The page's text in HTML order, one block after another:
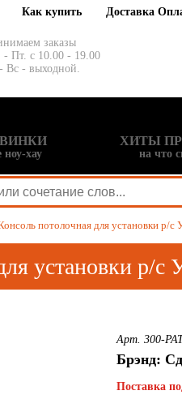
Как купить Доставка
заказы
Пт. с 10.00 - 19.00
Вс - выходной.
ноу-хау
ХИТЫ
на что
потолочная для установки р/
установки р/
Арт. 300-
Брэнд:
Поставка